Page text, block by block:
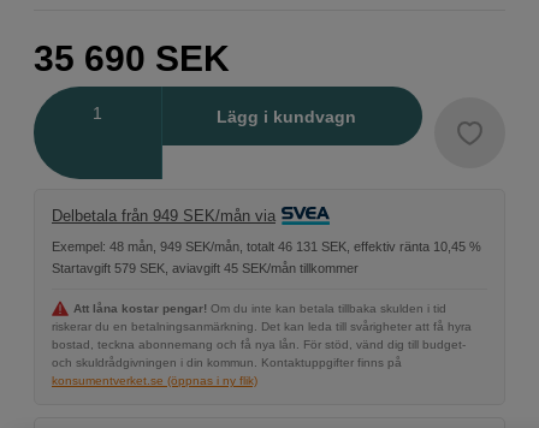
35 690 SEK
Lägg i kundvagn
Delbetala från 949 SEK/mån via
Exempel: 48 mån, 949 SEK/mån, totalt 46 131 SEK, effektiv ränta 10,45 %
Startavgift 579 SEK, aviavgift 45 SEK/mån tillkommer
Att låna kostar pengar! Om du inte kan betala tillbaka skulden i tid
riskerar du en betalningsanmärkning. Det kan leda till svårigheter att få hyra
bostad, teckna abonnemang och få nya lån. För stöd, vänd dig till budget-
och skuldrådgivningen i din kommun. Kontaktuppgifter finns på
konsumentverket.se (öppnas i ny flik)